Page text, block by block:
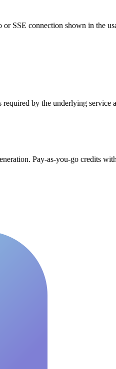
SSE connection shown in the
by the underlying service
Pay-as-you-go credits